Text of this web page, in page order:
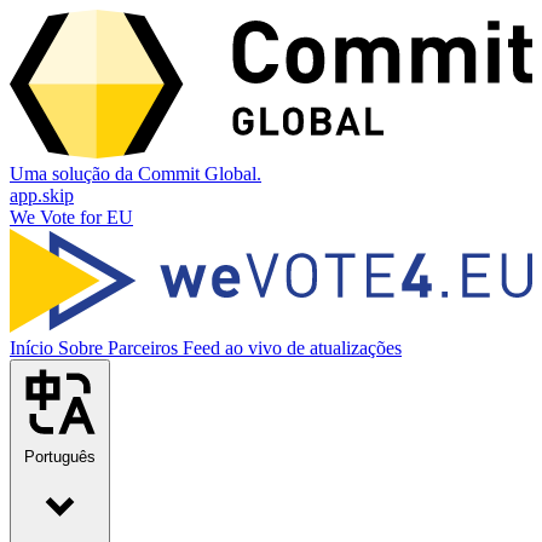
Uma solução da Commit Global.
app.skip
We Vote for EU
Início Sobre Parceiros Feed ao vivo de atualizações
Português